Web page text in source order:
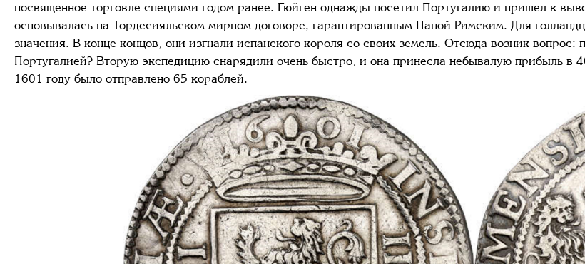
посвященное торговле специями годом ранее. Гюйген однажды посетил Португалию и пришел к
основывалась на Тордесияльском мирном договоре, гарантированным Папой Римским. Для
значения. В конце концов, они изгнали испанского короля со своих земель. Отсюда возник
Португалией? Вторую экспедицию снарядили очень быстро, и она принесла небывалую прибыль в
1601 году было отправлено 65 кораблей.